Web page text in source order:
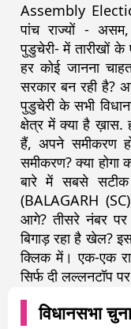
Assembly
पांच राज्यों -
पुडुचेरी- में तारीखों के
हर कोई जानना
सरकार बन रही है?
पुडुचेरी के सभी
क्षेत्र में क्या है
हैं, अपने समीकरण
समीकरण? क्या होगा
बारे में सबसे सटीक
(BALAGARH
आगे? तीसरे नंबर पर
बिगाड़ रहा है खेल?
क्लिक में। एक-एक
सिर्फ दी लल्लनटॉप
विधानसभा